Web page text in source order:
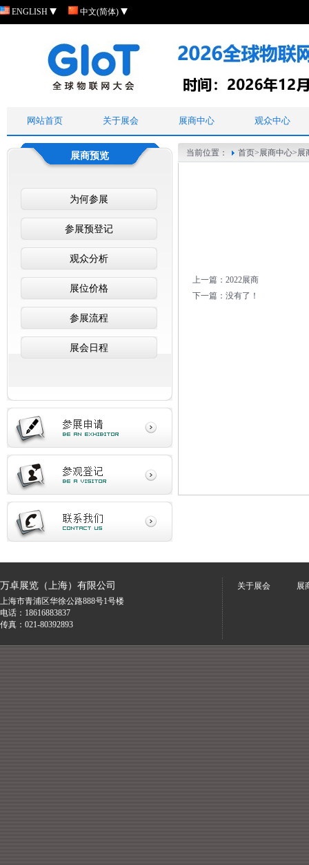
ENGLISH 中文(简体)
网站首页 关于展会 展商中心 观众中心
展商预览
为何参展
参展预登记
观众分析
展位价格
参展流程
展会日程
当前位置： 首页>展商中心>展
上一篇： 2022展商
下一篇：没有了！
万卓展览（上海）有限公司 关于展会
展
上海市青浦区华徐公路888号1号楼
电话：18616883837
传真：021-80392893